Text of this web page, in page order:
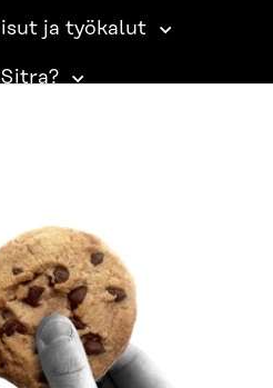
ja työkalut
MEDIASSA